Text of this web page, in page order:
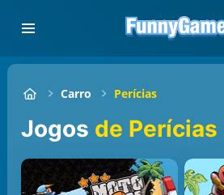
Carro Perícias
Jogos de Perícias